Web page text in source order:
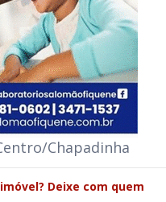
Chapadinha
Deixe com quem